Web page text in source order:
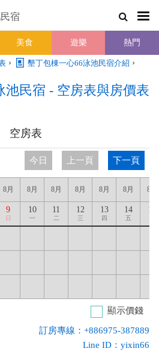
宿
美食 遊樂 熱門
› 墾丁包棟一心66泳池民宿介紹 ›
池民宿 - 空房表與房價表
空房表
今日 上一頁 下一頁
8月
9
日
8月
10
一
8月
11
二
8月
12
三
8月
13
四
8月
14
五
8月
15
顯示價錢
訂房專線：+886975-387889
Line ID：yixin66